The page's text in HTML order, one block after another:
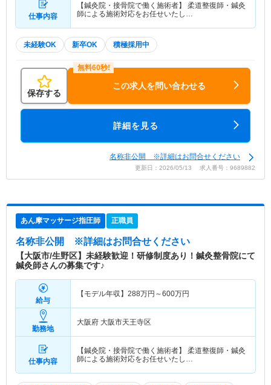
仕事内容
【鍼灸院・接骨院で働く施術者】 柔道整復師・鍼灸
師による施術対応をお任せいたし…
未経験OK 新卒OK 積極採用中
保存する
この求人を問い合わせる
詳細を見る
名称非公開 ※詳細はお問合せください
更新日：2026/05/13 求人番号：9689882
あん摩マッサージ指圧師 正職員
名称非公開 ※詳細はお問合せください
【大阪市/生野区】未経験歓迎！研修制度あり！鍼灸整骨院にて
鍼灸師さんの募集です♪
給与
【モデル年収】 288万円～600万円
勤務地
大阪府 大阪市天王寺区
仕事内容
【鍼灸院・接骨院で働く施術者】 柔道整復師・鍼灸
師による施術対応をお任せいたし…